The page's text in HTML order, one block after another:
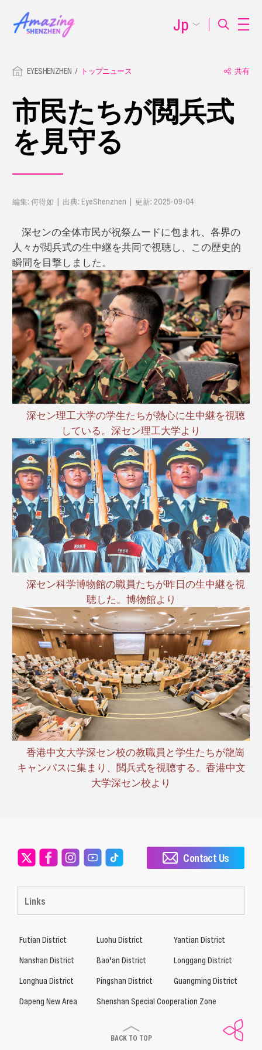
EYESHENZHEN トップニュース 共有
市民たちが閲兵式
を見守る
編集: 何得如 | 出典: EyeShenzhen | 更新: 2025-09-04
深センの全体市民が祝祭ムードに包まれ、各界の
人々が閲兵式の生中継を共同で視聴し、この歴史的
瞬間を目撃しました。
深セン理工大学の学生たちが熱心に生中継を視聴
している。深セン理工大学より
深セン科学博物館の職員たちが昨日の生中継を視
聴した。博物館より
香港中文大学深セン校の教職員と学生たちが龍崗
キャンパスに集まり、閲兵式を視聴する。香港中文
大学深セン校より
Jp
Links
Contact Us
Futian District Luohu District
Yantian District
Nanshan District
Bao’an District
Longgang District
Longhua District
Pingshan District
Guangming District
Dapeng New Area
Shenshan Special Cooperation Zone
BACK TO TOP